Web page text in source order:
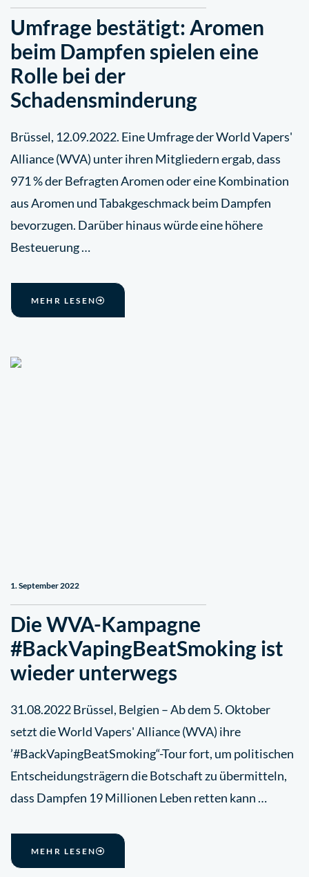
Umfrage bestätigt: Aromen
beim Dampfen spielen eine
Rolle bei der
Schadensminderung
Brüssel, 12.09.2022. Eine Umfrage der World Vapers'
Alliance (WVA) unter ihren Mitgliedern ergab, dass
971 % der Befragten Aromen oder eine Kombination
aus Aromen und Tabakgeschmack beim Dampfen
bevorzugen. Darüber hinaus würde eine höhere
Besteuerung …
MEHR LESEN
1. September 2022
Die WVA-Kampagne
#BackVapingBeatSmoking ist
wieder unterwegs
31.08.2022 Brüssel, Belgien – Ab dem 5. Oktober
setzt die World Vapers' Alliance (WVA) ihre
’#BackVapingBeatSmoking“-Tour fort, um politischen
Entscheidungsträgern die Botschaft zu übermitteln,
dass Dampfen 19 Millionen Leben retten kann …
MEHR LESEN